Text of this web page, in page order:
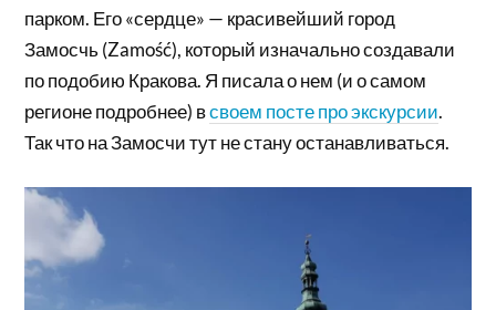
парком. Его «сердце» — красивейший город
Замосчь (Zamość), который изначально создавали
по подобию Кракова. Я писала о нем (и о самом
регионе подробнее) всвоем посте про экскурсии.
Так что на Замосчи тут не стану останавливаться.